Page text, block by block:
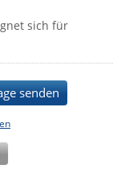
sich für
senden